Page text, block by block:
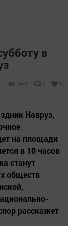
в
1426 0 0
Навруз,
на площади
в 10 часов
станут
обществ
расскажет